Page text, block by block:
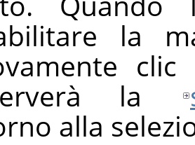
la
la
alla